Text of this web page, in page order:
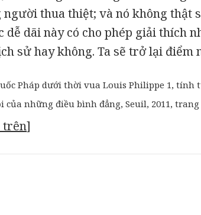
thua thiệt; và nó không thật
dễ dãi này có cho phép giải thích
sử hay không. Ta sẽ trở lại điểm
Pháp dưới thời vua Louis Philippe 1, tính
của những điều bình đẳng, Seuil, 2011, trang
trên]